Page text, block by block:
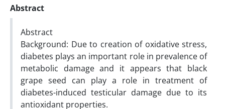
Abstract
Abstract
Background: Due to creation of oxidative stress,
diabetes plays an important role in prevalence of
metabolic damage and it appears that black
grape seed can play a role in treatment of
diabetes-induced testicular damage due to its
antioxidant properties.